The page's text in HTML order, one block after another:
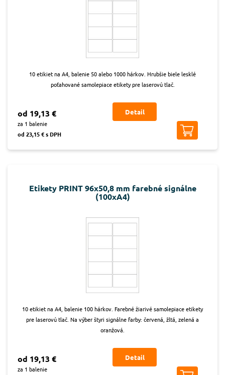
10 etikiet na A4, balenie 50 alebo 1000 hárkov. Hrubšie biele lesklé
poťahované samolepiace etikety pre laserovú tlač.
od 19,13 €
za 1 balenie
od 23,15 € s DPH
Detail
Etikety PRINT 96x50,8 mm farebné signálne
(100xA4)
10 etikiet na A4, balenie 100 hárkov. Farebné žiarivé samolepiace etikety
pre laserovú tlač. Na výber štyri signálne farby: červená, žltá, zelená a
oranžová.
od 19,13 €
za 1 balenie
Detail